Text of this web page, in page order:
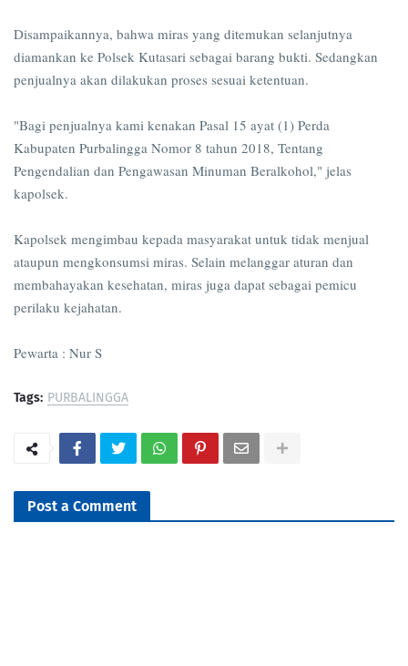
Disampaikannya, bahwa miras yang ditemukan selanjutnya
diamankan ke Polsek Kutasari sebagai barang bukti. Sedangkan
penjualnya akan dilakukan proses sesuai ketentuan.
"Bagi penjualnya kami kenakan Pasal 15 ayat (1) Perda
Kabupaten Purbalingga Nomor 8 tahun 2018, Tentang
Pengendalian dan Pengawasan Minuman Beralkohol," jelas
kapolsek.
Kapolsek mengimbau kepada masyarakat untuk tidak menjual
ataupun mengkonsumsi miras. Selain melanggar aturan dan
membahayakan kesehatan, miras juga dapat sebagai pemicu
perilaku kejahatan.
Pewarta : Nur S
Tags: PURBALINGGA
Post a Comment